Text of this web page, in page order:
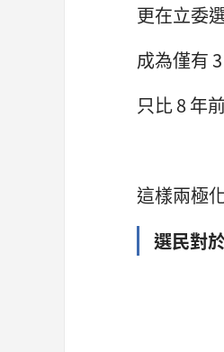
更在立委
成為僅有
只比 8 年
這樣兩極
選民對